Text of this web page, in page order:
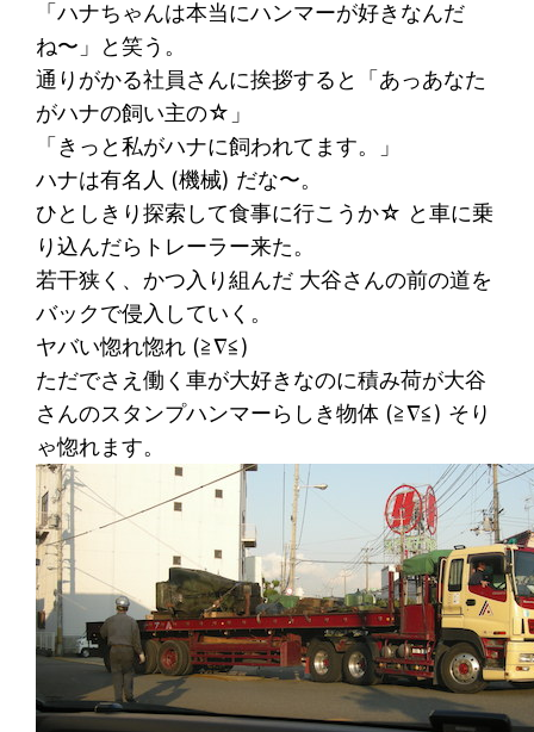
「ハナちゃんは本当にハンマーが好きなんだ
ね〜」と笑う。
通りがかる社員さんに挨拶すると「あっあなた
がハナの飼い主の☆」
「きっと私がハナに飼われてます。」
ハナは有名人 (機械) だな〜。
ひとしきり探索して食事に行こうか☆ と車に乗
り込んだらトレーラー来た。
若干狭く、かつ入り組んだ 大谷さんの前の道を
バックで侵入していく。
ヤバい惚れ惚れ (≧∇≦)
ただでさえ働く車が大好きなのに積み荷が大谷
さんのスタンプハンマーらしき物体 (≧∇≦) そり
ゃ惚れます。